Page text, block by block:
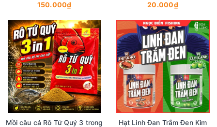
150.000₫
20.000₫
Mồi câu cá Rô Tứ Quý 3 trong
Hạt Linh Đan Trắm Đen Kim